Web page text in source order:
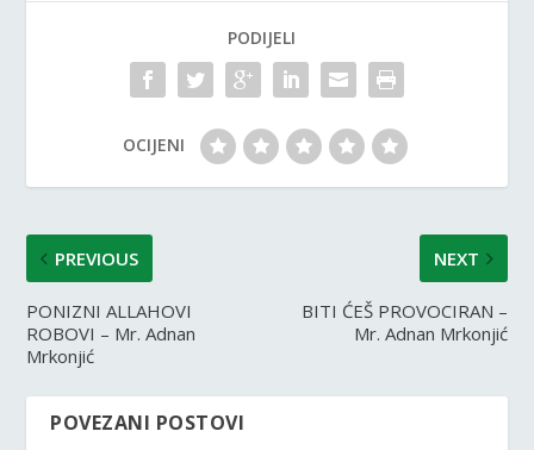
PODIJELI
OCIJENI
PREVIOUS
PONIZNI ALLAHOVI
ROBOVI – Mr. Adnan
Mrkonjić
NEXT
BITI ĆEŠ PROVOCIRAN –
Mr. Adnan Mrkonjić
POVEZANI POSTOVI